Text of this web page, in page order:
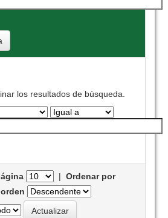
los resultados de búsqueda.
|Ordenar por